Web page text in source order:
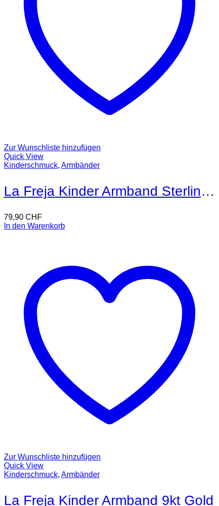
Zur Wunschliste hinzufügen
Quick View
Kinderschmuck, Armbänder
La Freja Kinder Armband Sterling Silber
79,90 CHF
In den Warenkorb
Zur Wunschliste hinzufügen
Quick View
Kinderschmuck, Armbänder
La Freja Kinder Armband 9kt Gold